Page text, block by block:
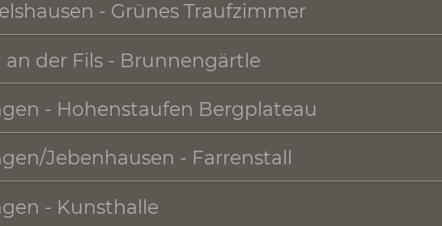
- Trauzimmer im Grünen am Viehhaus
- Grüne Trauzimmer
- Grünes Traufzimmer
an der Fils - Brunnengärtle